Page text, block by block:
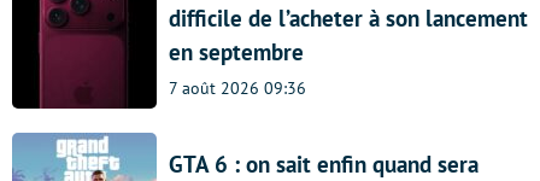
difficile de l’acheter à son lancement
en septembre
7 août 2026 09:36
GTA 6 : on sait enfin quand sera